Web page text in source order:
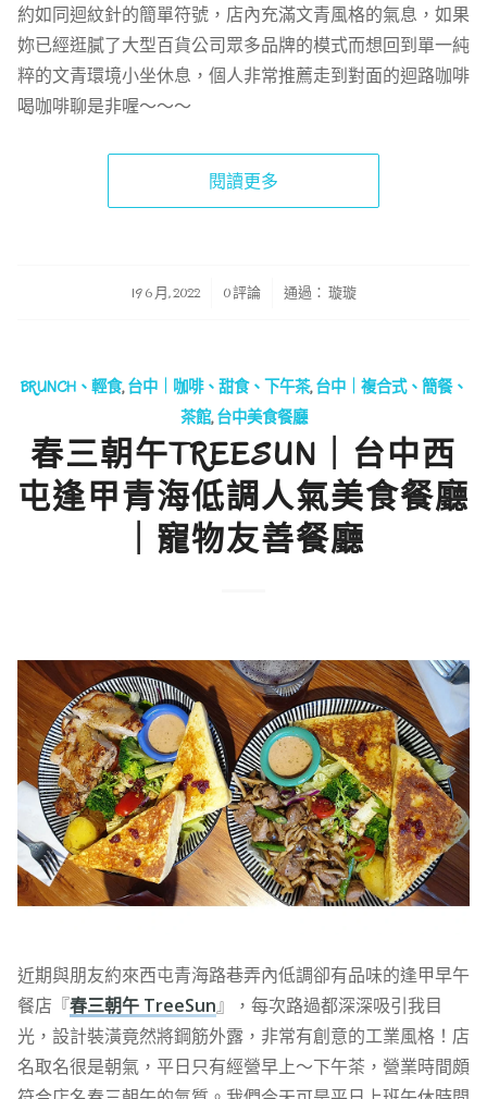
約如同迴紋針的簡單符號，店內充滿文青風格的氣息，如果
妳已經逛膩了大型百貨公司眾多品牌的模式而想回到單一純
粹的文青環境小坐休息，個人非常推薦走到對面的迴路咖啡
喝咖啡聊是非喔～～～
閱讀更多
19 6 月, 2022
/ 0 評論 通過： 璇璇
BRUNCH、輕食,台中｜咖啡、甜食、下午茶,台中｜複合式、簡餐、
茶館,台中美食餐廳
春三朝午TREESUN｜台中西
屯逢甲青海低調人氣美食餐廳
｜寵物友善餐廳
近期與朋友約來西屯青海路巷弄內低調卻有品味的逢甲早午
餐店『春三朝午 TreeSun』，每次路過都深深吸引我目
光，設計裝潢竟然將鋼筋外露，非常有創意的工業風格！店
名取名很是朝氣，平日只有經營早上～下午茶，營業時間頗